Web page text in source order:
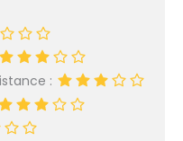
: